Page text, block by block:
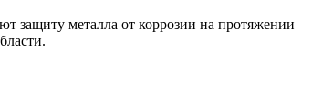
защиту металла от коррозии на протяжении